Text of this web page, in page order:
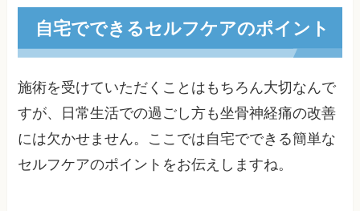
自宅でできるセルフケアのポイント
施術を受けていただくことはもちろん大切なんで
すが、日常生活での過ごし方も坐骨神経痛の改善
には欠かせません。ここでは自宅でできる簡単な
セルフケアのポイントをお伝えしますね。